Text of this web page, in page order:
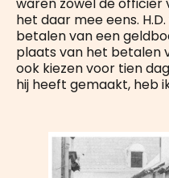
het daar mee eens.
betalen van een
plaats van het betalen
ook kiezen voor tien
hij heeft gemaakt, heb